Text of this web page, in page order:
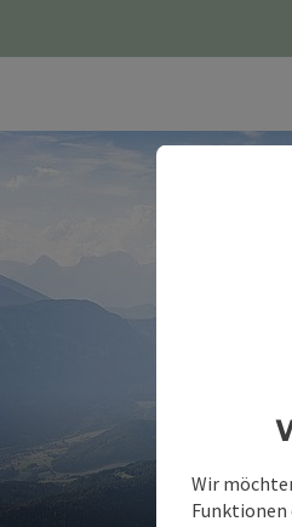
Wir
Funktionen